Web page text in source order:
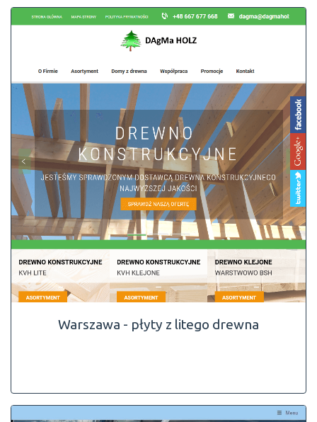
Warszawa - płyty z litego drewna